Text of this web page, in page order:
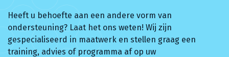
Heeft u behoefte aan een andere vorm van
ondersteuning? Laat het ons weten! Wij zijn
gespecialiseerd in maatwerk en stellen graag een
training, advies of programma af op uw